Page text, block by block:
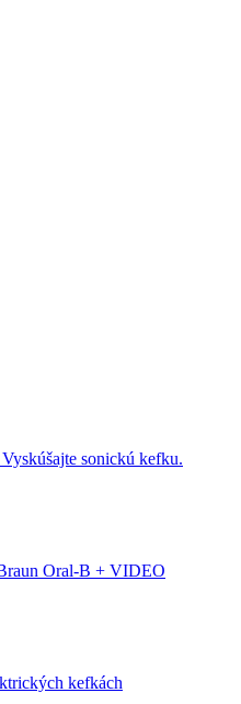
sonickú kefku.
Oral-B + VIDEO
kefkách